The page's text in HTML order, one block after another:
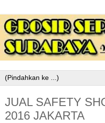
JUAL SAFETY
2016 JAKARTA